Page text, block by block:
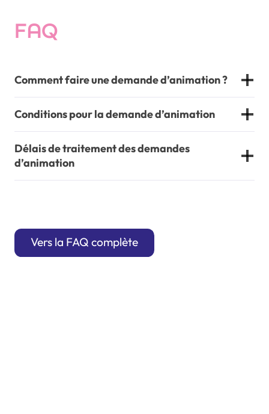
FAQ
Comment faire une demande d’animation ?
Conditions pour la demande d’animation
Délais de traitement des demandes
d’animation
Vers la FAQ complète